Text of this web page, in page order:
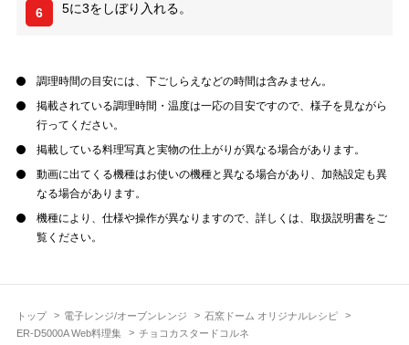
トップ 電子レンジ/オーブンレンジ
石窯ドーム オリジナルレシピ
ER-D5000A Web料理集
チョコカスタードコルネ
6 5に3をしぼり入れる。
調理時間の目安には、下ごしらえなどの時間は含みません。
掲載されている調理時間・温度は一応の目安ですので、様子を見ながら
行ってください。
掲載している料理写真と実物の仕上がりが異なる場合があります。
動画に出てくる機種はお使いの機種と異なる場合があり、加熱設定も異
なる場合があります。
機種により、仕様や操作が異なりますので、詳しくは、取扱説明書をご
覧ください。